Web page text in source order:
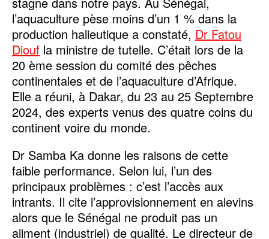
l’aquaculture pèse moins d’un 1 % dans la
production halieutique a constaté, Dr Fatou
Diouf la ministre de tutelle. C’était lors de la
20 ème session du comité des pêches
continentales et de l’aquaculture d’Afrique.
Elle a réuni, à Dakar, du 23 au 25 Septembre
2024, des experts venus des quatre coins du
continent voire du monde.
Dr Samba Ka donne les raisons de cette
faible performance. Selon lui, l’un des
principaux problèmes : c’est l’accès aux
intrants. Il cite l’approvisionnement en alevins
alors que le Sénégal ne produit pas un
aliment (industriel) de qualité. Le directeur de